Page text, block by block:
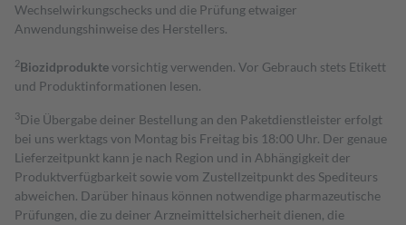
Wechselwirkungschecks und die Prüfung etwaiger
Anwendungshinweise des Herstellers.
2Biozidproduktevorsichtig verwenden. Vor Gebrauch stets Etikett
und Produktinformationen lesen.
3Die Übergabe deiner Bestellung an den Paketdienstleister erfolgt
bei uns werktags von Montag bis Freitag bis 18:00 Uhr. Der genaue
Lieferzeitpunkt kann je nach Region und in Abhängigkeit der
Produktverfügbarkeit sowie vom Zustellzeitpunkt des Spediteurs
abweichen. Darüber hinaus können notwendige pharmazeutische
Prüfungen, die zu deiner Arzneimittelsicherheit dienen, die